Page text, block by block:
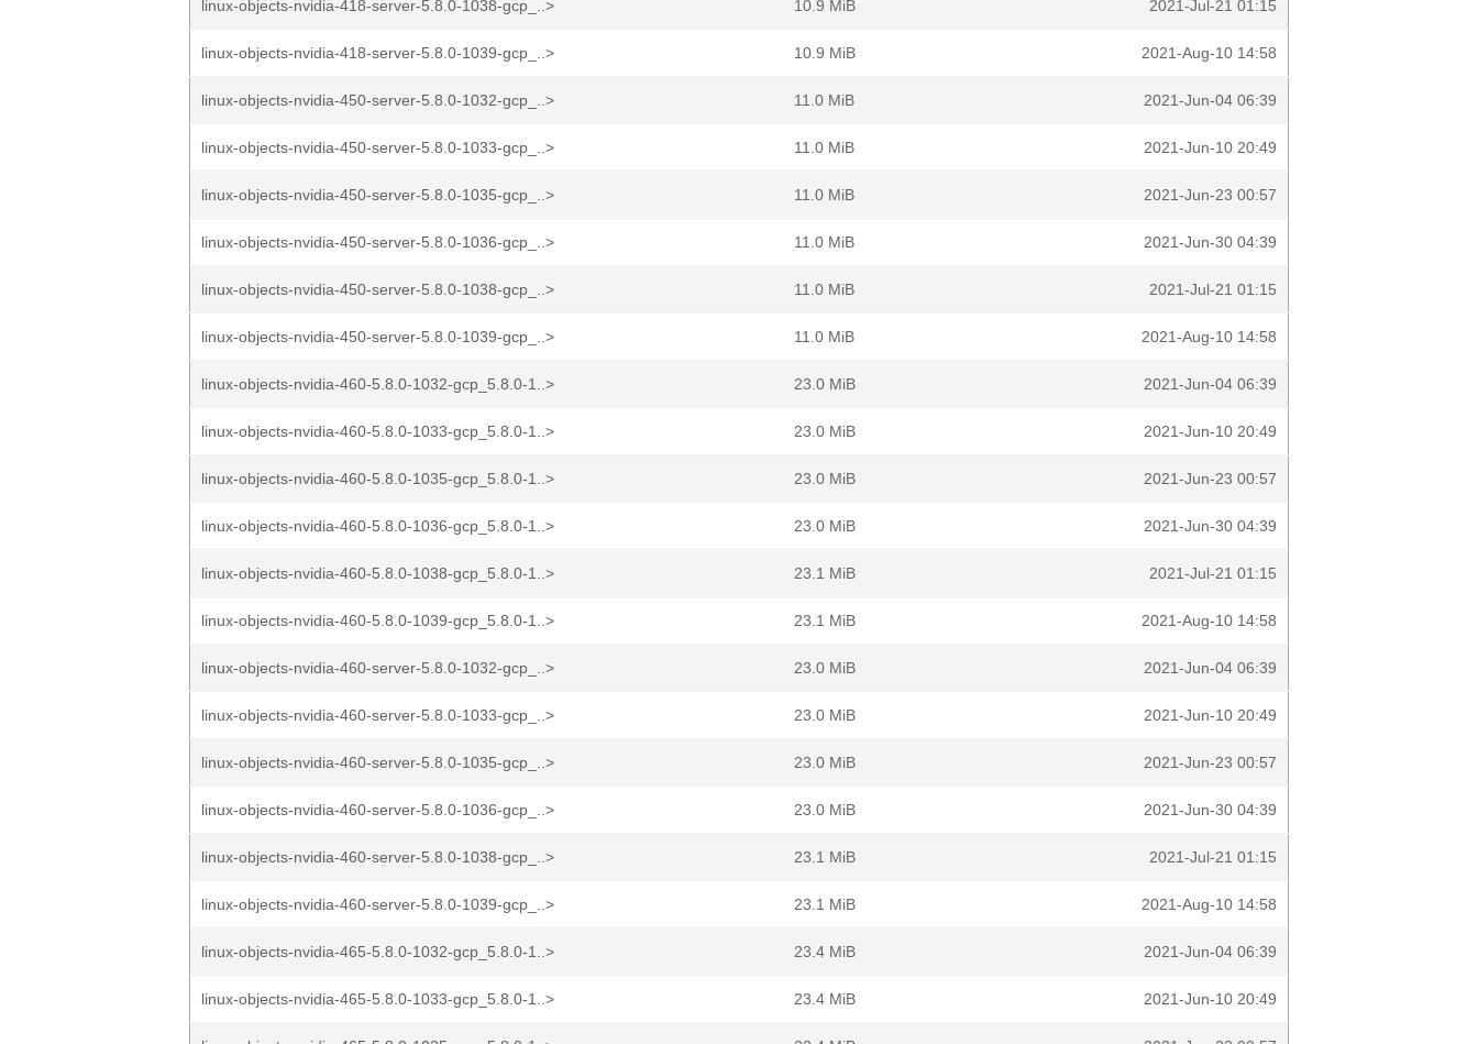
linux-objects-nvidia-418-server-5.8.0-1038-gcp_..> 10.9 MiB 2021-Jul-21 01:15
linux-objects-nvidia-418-server-5.8.0-1039-gcp_..> 10.9 MiB 2021-Aug-10 14:58
linux-objects-nvidia-450-server-5.8.0-1032-gcp_..> 11.0 MiB 2021-Jun-04 06:39
linux-objects-nvidia-450-server-5.8.0-1033-gcp_..> 11.0 MiB 2021-Jun-10 20:49
linux-objects-nvidia-450-server-5.8.0-1035-gcp_..> 11.0 MiB 2021-Jun-23 00:57
linux-objects-nvidia-450-server-5.8.0-1036-gcp_..> 11.0 MiB 2021-Jun-30 04:39
linux-objects-nvidia-450-server-5.8.0-1038-gcp_..> 11.0 MiB 2021-Jul-21 01:15
linux-objects-nvidia-450-server-5.8.0-1039-gcp_..> 11.0 MiB 2021-Aug-10 14:58
linux-objects-nvidia-460-5.8.0-1032-gcp_5.8.0-1..> 23.0 MiB 2021-Jun-04 06:39
linux-objects-nvidia-460-5.8.0-1033-gcp_5.8.0-1..> 23.0 MiB 2021-Jun-10 20:49
linux-objects-nvidia-460-5.8.0-1035-gcp_5.8.0-1..> 23.0 MiB 2021-Jun-23 00:57
linux-objects-nvidia-460-5.8.0-1036-gcp_5.8.0-1..> 23.0 MiB 2021-Jun-30 04:39
linux-objects-nvidia-460-5.8.0-1038-gcp_5.8.0-1..> 23.1 MiB 2021-Jul-21 01:15
linux-objects-nvidia-460-5.8.0-1039-gcp_5.8.0-1..> 23.1 MiB 2021-Aug-10 14:58
linux-objects-nvidia-460-server-5.8.0-1032-gcp_..> 23.0 MiB 2021-Jun-04 06:39
linux-objects-nvidia-460-server-5.8.0-1033-gcp_..> 23.0 MiB 2021-Jun-10 20:49
linux-objects-nvidia-460-server-5.8.0-1035-gcp_..> 23.0 MiB 2021-Jun-23 00:57
linux-objects-nvidia-460-server-5.8.0-1036-gcp_..> 23.0 MiB 2021-Jun-30 04:39
linux-objects-nvidia-460-server-5.8.0-1038-gcp_..> 23.1 MiB 2021-Jul-21 01:15
linux-objects-nvidia-460-server-5.8.0-1039-gcp_..> 23.1 MiB 2021-Aug-10 14:58
linux-objects-nvidia-465-5.8.0-1032-gcp_5.8.0-1..> 23.4 MiB 2021-Jun-04 06:39
linux-objects-nvidia-465-5.8.0-1033-gcp_5.8.0-1..> 23.4 MiB 2021-Jun-10 20:49